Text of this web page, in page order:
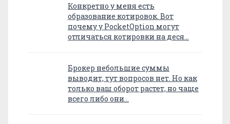
Конкретно у меня есть
образование котировок. Вот
почему у PocketOption могут
отличаться котировки на деся…
Брокер небольшие суммы
выводит, тут вопросов нет. Но как
только ваш оборот растет, но чаще
всего либо они…